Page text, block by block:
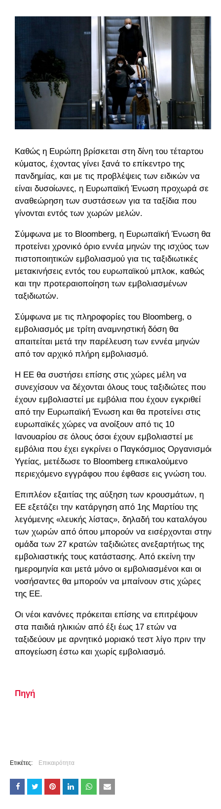
Καθώς η Ευρώπη βρίσκεται στη δίνη του τέταρτου
κύματος, έχοντας γίνει ξανά το επίκεντρο της
πανδημίας, και με τις προβλέψεις των ειδικών να
είναι δυσοίωνες, η Ευρωπαϊκή Ένωση προχωρά σε
αναθεώρηση των συστάσεων για τα ταξίδια που
γίνονται εντός των χωρών μελών.
Σύμφωνα με το Bloomberg, η Ευρωπαϊκή Ένωση θα
προτείνει χρονικό όριο εννέα μηνών της ισχύος των
πιστοποιητικών εμβολιασμού για τις ταξιδιωτικές
μετακινήσεις εντός του ευρωπαϊκού μπλοκ, καθώς
και την προτεραιοποίηση των εμβολιασμένων
ταξιδιωτών.
Σύμφωνα με τις πληροφορίες του Bloomberg, ο
εμβολιασμός με τρίτη αναμνηστική δόση θα
απαιτείται μετά την παρέλευση των εννέα μηνών
από τον αρχικό πλήρη εμβολιασμό.
Η ΕΕ θα συστήσει επίσης στις χώρες μέλη να
συνεχίσουν να δέχονται όλους τους ταξιδιώτες που
έχουν εμβολιαστεί με εμβόλια που έχουν εγκριθεί
από την Ευρωπαϊκή Ένωση και θα προτείνει στις
ευρωπαϊκές χώρες να ανοίξουν από τις 10
Ιανουαρίου σε όλους όσοι έχουν εμβολιαστεί με
εμβόλια που έχει εγκρίνει ο Παγκόσμιος Οργανισμός
Υγείας, μετέδωσε το Bloomberg επικαλούμενο
περιεχόμενο εγγράφου που έφθασε εις γνώση του.
Επιπλέον εξαιτίας της αύξηση των κρουσμάτων, η
ΕΕ εξετάζει την κατάργηση από 1ης Μαρτίου της
λεγόμενης «λευκής λίστας», δηλαδή του καταλόγου
των χωρών από όπου μπορούν να εισέρχονται στην
ομάδα των 27 κρατών ταξιδιώτες ανεξαρτήτως της
εμβολιαστικής τους κατάστασης. Από εκείνη την
ημερομηνία και μετά μόνο οι εμβολιασμένοι και οι
νοσήσαντες θα μπορούν να μπαίνουν στις χώρες
της ΕΕ.
Οι νέοι κανόνες πρόκειται επίσης να επιτρέψουν
στα παιδιά ηλικιών από έξι έως 17 ετών να
ταξιδεύουν με αρνητικό μοριακό τεστ λίγο πριν την
απογείωση έστω και χωρίς εμβολιασμό.
Πηγή
Ετικέτες: Επικαιρότητα